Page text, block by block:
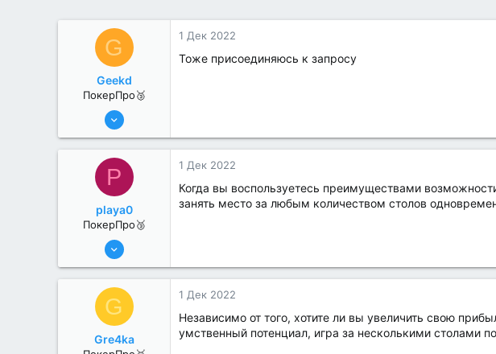
G
Geekd
ПокерПро🥉
11 Авг 2022
0
1 Дек 2022
Тоже присоединяюсь к запросу
P
playa0
ПокерПро🥉
11 Авг 2022
0
1 Дек 2022
Когда вы воспользуетесь преимуществами
занять место за любым количеством столов
G
Gre4ka
1 Дек 2022
Независимо от того, хотите ли вы увеличить свою
умственный потенциал, игра за несколькими столами